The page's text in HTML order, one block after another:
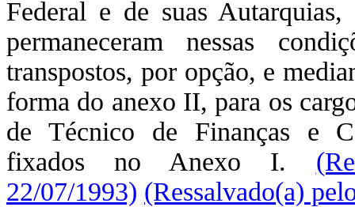
Federal e de suas
permaneceram nessas
transpostos, por opção, e
forma do anexo II, para os
de Técnico de Finanças e
fixados no Anexo I.
22/07/1993) (Ressalvado(a)